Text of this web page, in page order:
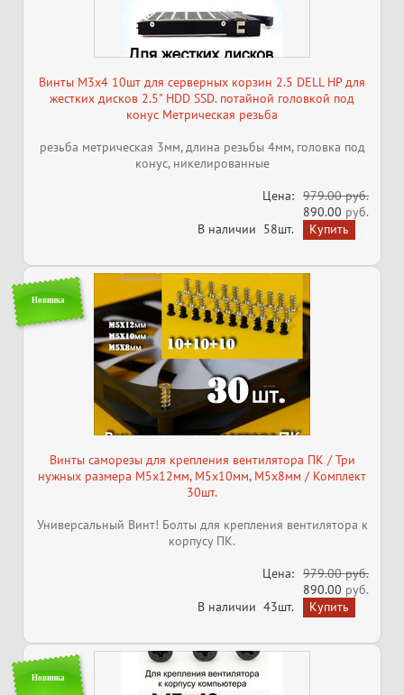
Винты M3x4 10шт для серверных корзин 2.5 DELL HP для
жестких дисков 2.5" HDD SSD. потайной головкой под
конус Метрическая резьба
резьба метрическая 3мм, длина резьбы 4мм, головка под
конус, никелированные
Цена: 979.00 руб.
890.00 руб.
В наличии 58шт.
Новинка
Винты саморезы для крепления вентилятора ПК / Три
нужных размера M5x12мм, M5x10мм, M5x8мм / Комплект
30шт.
Универсальный Винт! Болты для крепления вентилятора к
корпусу ПК.
Цена: 979.00 руб.
890.00 руб.
В наличии 43шт.
Новинка